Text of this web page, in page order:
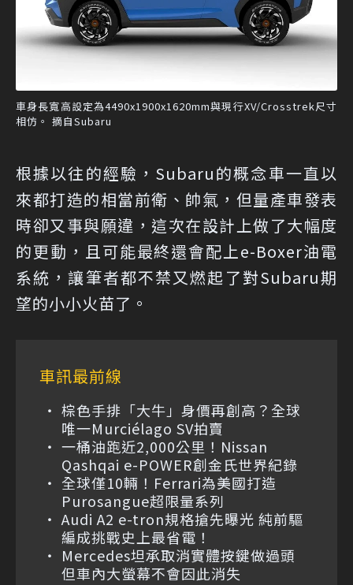
車身長寬高設定為4490x1900x1620mm與現行XV/Crosstrek尺寸
相仿。 摘自Subaru
根據以往的經驗，Subaru的概念車一直以
來都打造的相當前衛、帥氣，但量產車發表
時卻又事與願違，這次在設計上做了大幅度
的更動，且可能最終還會配上e-Boxer油電
系統，讓筆者都不禁又燃起了對Subaru期
望的小小火苗了。
車訊最前線
棕色手排「大牛」身價再創高？全球
唯一Murciélago SV拍賣
一桶油跑近2,000公里！Nissan
Qashqai e-POWER創金氏世界紀錄
全球僅10輛！Ferrari為美國打造
Purosangue超限量系列
Audi A2 e-tron規格搶先曝光 純前驅
編成挑戰史上最省電！
Mercedes坦承取消實體按鍵做過頭
但車內大螢幕不會因此消失